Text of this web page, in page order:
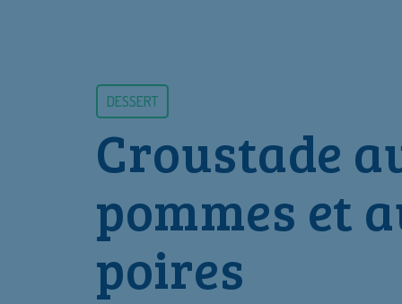
DESSERT
Croustade a
pommes et a
poires